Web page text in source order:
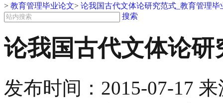
> 教育管理毕业论文> 论我国古代文体论研究范式_教育管理毕
搜索
论我国古代文体论
发布时间： 2015-07-17 来